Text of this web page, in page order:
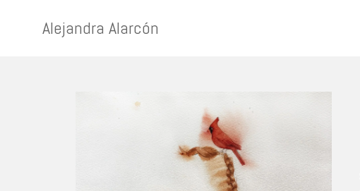
Alejandra Alarcón